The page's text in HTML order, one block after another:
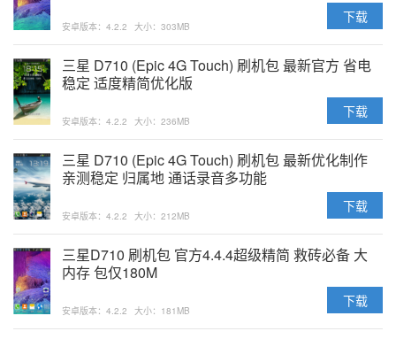
安卓版本：4.2.2 大小：303MB
下载
三星 D710 (Epic 4G Touch) 刷机包 最新官方 省电
稳定 适度精简优化版
安卓版本：4.2.2 大小：236MB
下载
三星 D710 (Epic 4G Touch) 刷机包 最新优化制作
亲测稳定 归属地 通话录音多功能
安卓版本：4.2.2 大小：212MB
下载
三星D710 刷机包 官方4.4.4超级精简 救砖必备 大
内存 包仅180M
安卓版本：4.2.2 大小：181MB
下载